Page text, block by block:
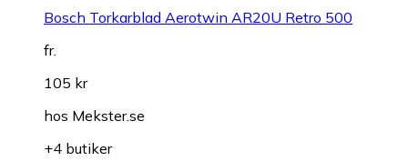
Bosch Torkarblad Aerotwin AR20U Retro 500
fr.
105 kr
hos Mekster.se
+4 butiker